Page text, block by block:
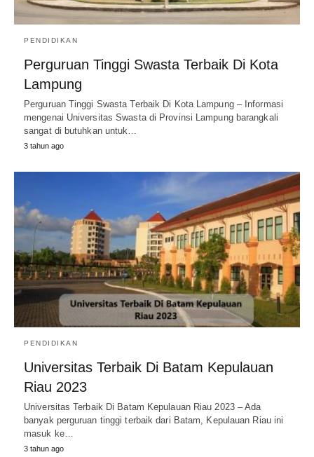
PENDIDIKAN
Perguruan Tinggi Swasta Terbaik Di Kota
Lampung
Perguruan Tinggi Swasta Terbaik Di Kota Lampung – Informasi
mengenai Universitas Swasta di Provinsi Lampung barangkali
sangat di butuhkan untuk…
3 tahun ago
PENDIDIKAN
Universitas Terbaik Di Batam Kepulauan
Riau 2023
Universitas Terbaik Di Batam Kepulauan Riau 2023 – Ada
banyak perguruan tinggi terbaik dari Batam, Kepulauan Riau ini
masuk ke…
3 tahun ago